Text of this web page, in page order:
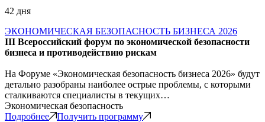
42 дня
ЭКОНОМИЧЕСКАЯ БЕЗОПАСНОСТЬ БИЗНЕСА 2026
III Всероссийский форум по экономической безопасности
бизнеса и противодействию рискам
На Форуме «Экономическая безопасность бизнеса 2026» будут
детально разобраны наиболее острые проблемы, с которыми
сталкиваются специалисты в текущих…
Экономическая безопасность
Подробнее
Получить программу